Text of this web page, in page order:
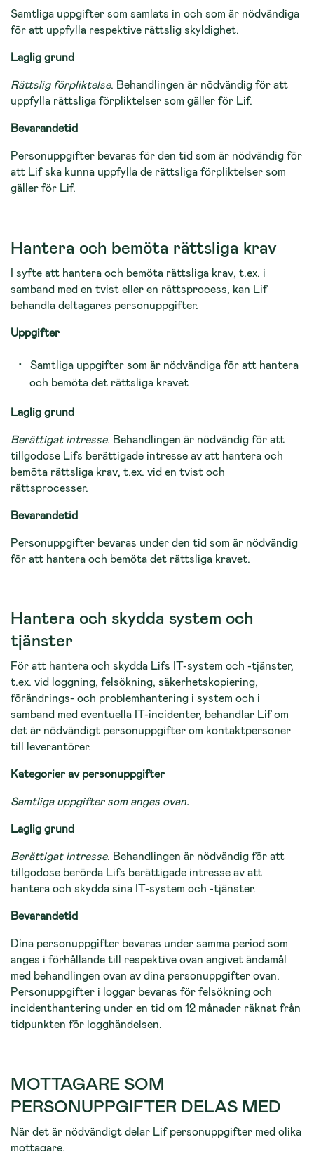
Samtliga uppgifter som samlats in och som är nödvändiga
för att uppfylla respektive rättslig skyldighet.
Laglig grund
Rättslig förpliktelse. Behandlingen är nödvändig för att
uppfylla rättsliga förpliktelser som gäller för Lif.
Bevarandetid
Personuppgifter bevaras för den tid som är nödvändig för
att Lif ska kunna uppfylla de rättsliga förpliktelser som
gäller för Lif.
Hantera och bemöta rättsliga krav
I syfte att hantera och bemöta rättsliga krav, t.ex. i
samband med en tvist eller en rättsprocess, kan Lif
behandla deltagares personuppgifter.
Uppgifter
Samtliga uppgifter som är nödvändiga för att hantera
och bemöta det rättsliga kravet
Laglig grund
Berättigat intresse. Behandlingen är nödvändig för att
tillgodose Lifs berättigade intresse av att hantera och
bemöta rättsliga krav, t.ex. vid en tvist och
rättsprocesser.
Bevarandetid
Personuppgifter bevaras under den tid som är nödvändig
för att hantera och bemöta det rättsliga kravet.
Hantera och skydda system och
tjänster
För att hantera och skydda Lifs IT-system och -tjänster,
t.ex. vid loggning, felsökning, säkerhetskopiering,
förändrings- och problemhantering i system och i
samband med eventuella IT-incidenter, behandlar Lif om
det är nödvändigt personuppgifter om kontaktpersoner
till leverantörer.
Kategorier av personuppgifter
Samtliga uppgifter som anges ovan.
Laglig grund
Berättigat intresse. Behandlingen är nödvändig för att
tillgodose berörda Lifs berättigade intresse av att
hantera och skydda sina IT-system och -tjänster.
Bevarandetid
Dina personuppgifter bevaras under samma period som
anges i förhållande till respektive ovan angivet ändamål
med behandlingen ovan av dina personuppgifter ovan.
Personuppgifter i loggar bevaras för felsökning och
incidenthantering under en tid om 12 månader räknat från
tidpunkten för logghändelsen.
MOTTAGARE SOM
PERSONUPPGIFTER DELAS MED
När det är nödvändigt delar Lif personuppgifter med olika
mottagare.